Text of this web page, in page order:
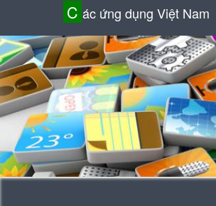
C ác ứng dụng Việt Nam